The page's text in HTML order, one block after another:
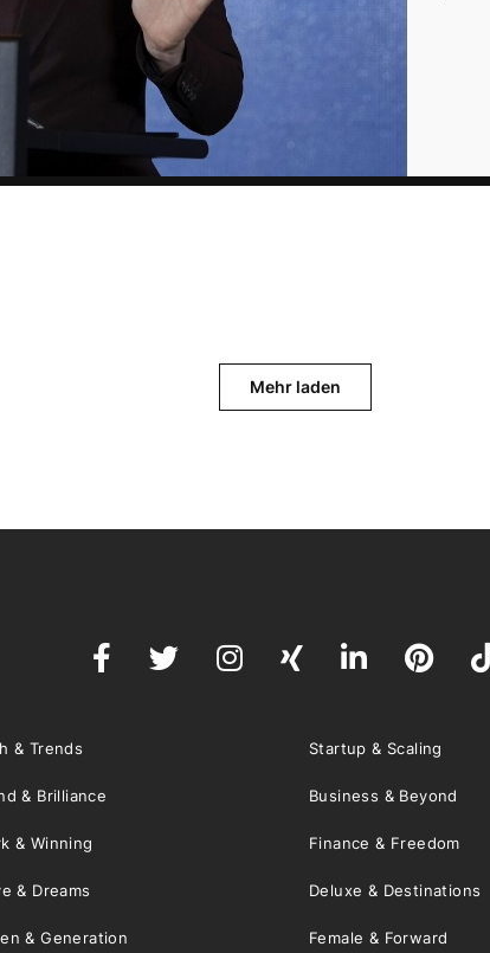
Mehr laden
& Trends Startup & Scaling
& Brilliance Business & Beyond
& Winning Finance & Freedom
& Dreams Deluxe & Destinations
& Generation Female & Forward